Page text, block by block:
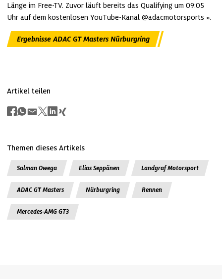
Länge im Free-TV. Zuvor läuft bereits das Qualifying um 09:05
Uhr auf dem kostenlosen YouTube-Kanal @adacmotorsports .
Ergebnisse ADAC GT Masters Nürburgring
Artikel teilen
Themen dieses Artikels
Salman Owega Elias Seppänen Landgraf Motorsport
ADAC GT Masters Nürburgring Rennen
Mercedes-AMG GT3